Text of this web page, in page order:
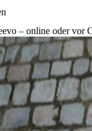
– online oder vor